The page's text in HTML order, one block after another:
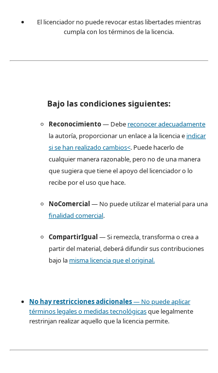
El licenciador no puede revocar estas libertades mientras
cumpla con los términos de la licencia.
Bajo las condiciones siguientes:
Reconocimiento— Debe reconocer adecuadamente
la autoría, proporcionar un enlace a la licencia e indicar
si se han realizado cambios<. Puede hacerlo de
cualquier manera razonable, pero no de una manera
que sugiera que tiene el apoyo del licenciador o lo
recibe por el uso que hace.
NoComercial — No puede utilizar el material para una
finalidad comercial.
CompartirIgual — Si remezcla, transforma o crea a
partir del material, deberá difundir sus contribuciones
bajo la misma licencia que el original.
No hay restricciones adicionales— No puede aplicar
términos legales o medidas tecnológicasque legalmente
restrinjan realizar aquello que la licencia permite.